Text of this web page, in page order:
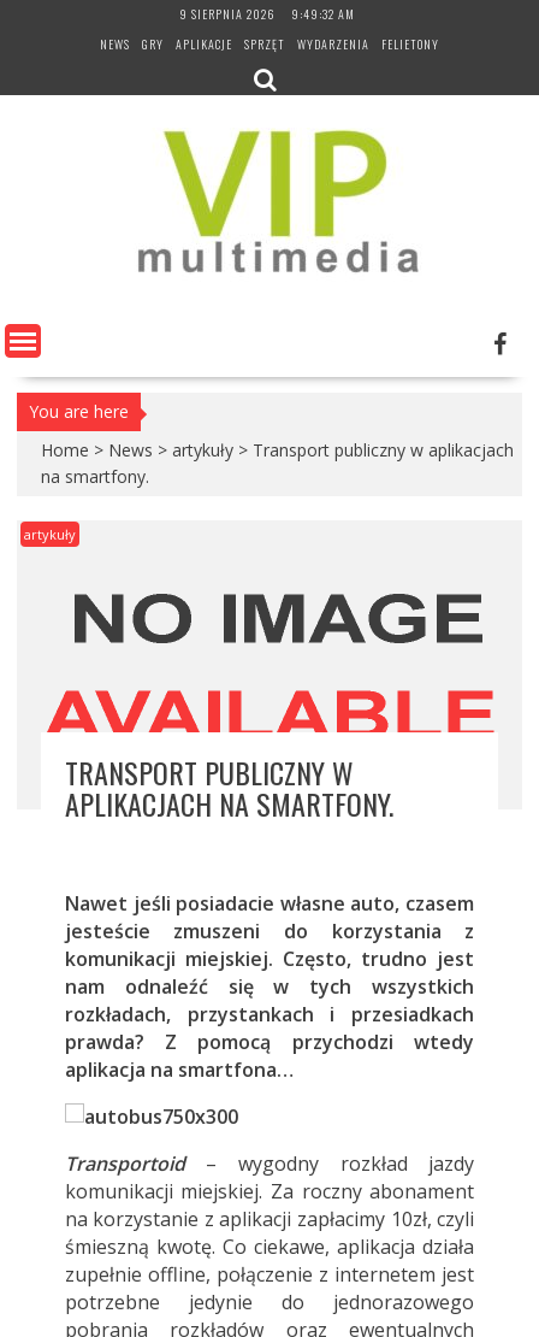
9 SIERPNIA 2026
9:49:33 AM
NEWS
GRY APLIKACJE SPRZĘT WYDARZENIA FELIETONY
You are here
Home > News > artykuły > Transport publiczny w aplikacjach
na smartfony.
artykuły
TRANSPORT PUBLICZNY W
APLIKACJACH NA SMARTFONY.
Nawet jeśli posiadacie własne auto, czasem
jesteście zmuszeni do korzystania z
komunikacji miejskiej. Często, trudno jest
nam odnaleźć się w tych wszystkich
rozkładach, przystankach i przesiadkach
prawda? Z pomocą przychodzi wtedy
aplikacja na smartfona…
Transportoid– wygodny rozkład jazdy
komunikacji miejskiej. Za roczny abonament
na korzystanie z aplikacji zapłacimy 10zł, czyli
śmieszną kwotę. Co ciekawe, aplikacja działa
zupełnie offline, połączenie z internetem jest
potrzebne jedynie do jednorazowego
pobrania rozkładów oraz ewentualnych